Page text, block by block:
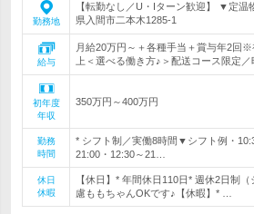
勤務地
【転勤なし／U・Iターン歓迎】 ▼定温
県入間市二本木1285-1
給与
月給20万円～＋各種手当＋賞与年2回
上＜選べる働き方♪＞配送コース限定
初年度
年収
350万円～400万円
勤務
時間
* シフト制／実働8時間▼シフト例・
21:00・12:30～21…
休日
休暇
【休日】* 年間休日110日* 週休2日制
慮ももちゃんOKです♪【休暇】* …